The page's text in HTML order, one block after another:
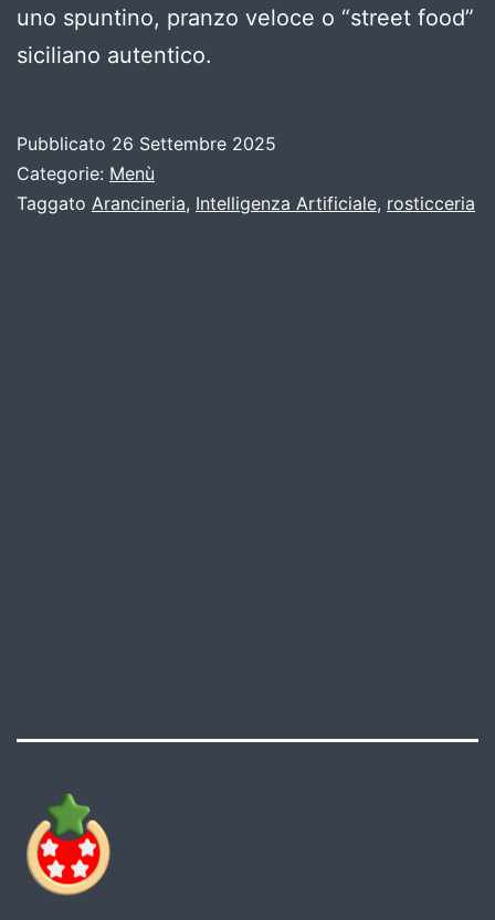
uno spuntino, pranzo veloce o “street food”
siciliano autentico.
Pubblicato 26 Settembre 2025
Categorie: Menù
Taggato Arancineria, Intelligenza Artificiale, rosticceria